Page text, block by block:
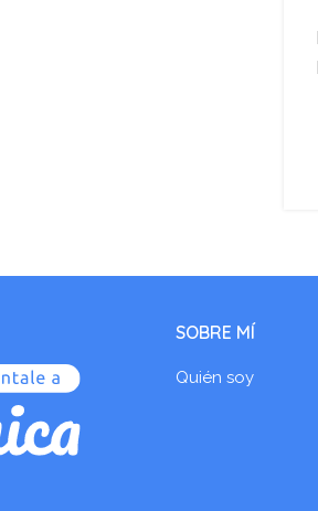
SOBRE MÍ
Quién soy